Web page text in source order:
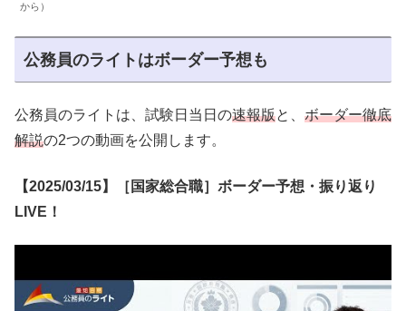
から）
公務員のライトはボーダー予想も
公務員のライトは、試験日当日の速報版と、 ボーダー徹底
解説の2つの動画を公開します。
【2025/03/15】［国家総合職］ボーダー予想・振り返り
LIVE！